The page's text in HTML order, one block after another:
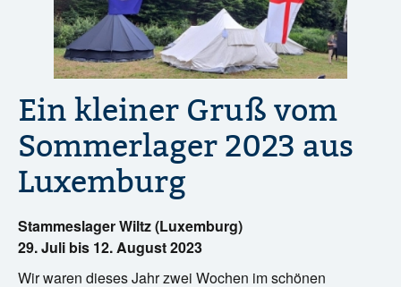
Ein kleiner Gruß vom
Sommerlager 2023 aus
Luxemburg
Stammeslager Wiltz (Luxemburg)
29. Juli bis 12. August 2023
Wir waren dieses Jahr zwei Wochen im schönen